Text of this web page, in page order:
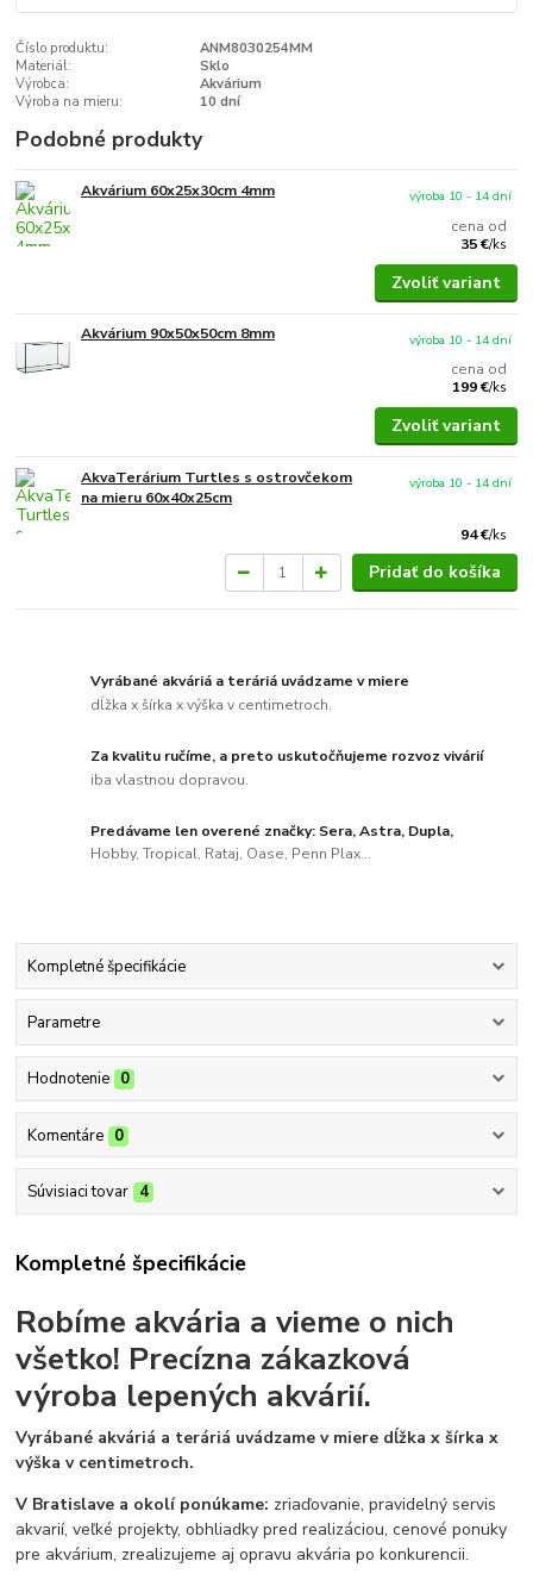
Číslo produktu:
ANM8030254MM
Materiál:
Sklo
Výrobca:
Akvárium
Výroba na mieru:
10 dní
Podobné produkty
Akvárium 60x25x30cm 4mm
cena od
35 €/ks
výroba 10 - 14 dní
Zvoliť variant
Akvárium 90x50x50cm 8mm
cena od
199 €/ks
výroba 10 - 14 dní
Zvoliť variant
AkvaTerárium Turtles s ostrovčekom
na mieru 60x40x25cm
94 €/ks
výroba 10 - 14 dní
Pridať do košíka
Vyrábané akváriá a teráriá uvádzame v miere
dĺžka x šírka x výška v centimetroch.
Za kvalitu ručíme, a preto uskutočňujeme rozvoz vivárií
iba vlastnou dopravou.
Predávame len overené značky: Sera, Astra, Dupla,
Hobby, Tropical, Rataj, Oase, Penn Plax...
Kompletné špecifikácie
Parametre
Hodnotenie 0
Komentáre 0
Súvisiaci tovar 4
Kompletné špecifikácie
Robíme akvária a vieme o nich
všetko! Precízna zákazková
výroba lepených akvárií.
Vyrábané akváriá a teráriá uvádzame v miere dĺžka x šírka x
výška v centimetroch.
V Bratislave a okolí ponúkame: zriaďovanie, pravidelný servis
akvarií, veľké projekty, obhliadky pred realizáciou, cenové ponuky
pre akvárium, zrealizujeme aj opravu akvária po konkurencii.